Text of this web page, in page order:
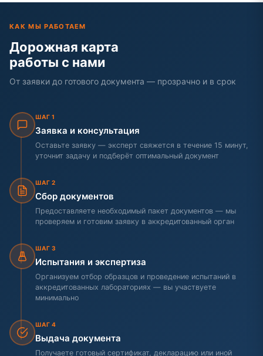
КАК МЫ РАБОТАЕМ
Дорожная карта
работы с нами
От заявки до готового документа — прозрачно и в срок
ШАГ 1
Заявка и консультация
Оставьте заявку — эксперт свяжется в течение 15 минут,
уточнит задачу и подберёт оптимальный документ
ШАГ 2
Сбор документов
Предоставляете необходимый пакет документов — мы
проверяем и готовим заявку в аккредитованный орган
ШАГ 3
Испытания и экспертиза
Организуем отбор образцов и проведение испытаний в
аккредитованных лабораториях — вы участвуете
минимально
ШАГ 4
Выдача документа
Получаете готовый сертификат, декларацию или иной